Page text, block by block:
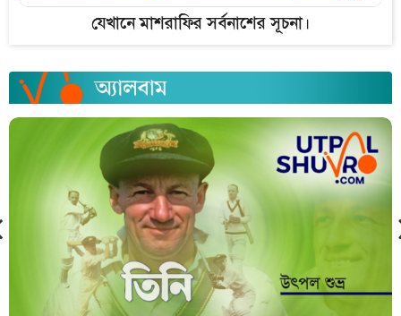
যেখানে মাশরাফির সর্বনাশের সূচনা।